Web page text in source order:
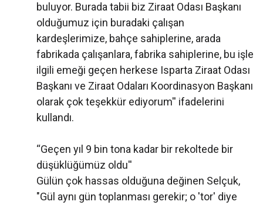
buluyor. Burada tabii biz Ziraat Odası Başkanı
olduğumuz için buradaki çalışan
kardeşlerimize, bahçe sahiplerine, arada
fabrikada çalışanlara, fabrika sahiplerine, bu işle
ilgili emeği geçen herkese Isparta Ziraat Odası
Başkanı ve Ziraat Odaları Koordinasyon Başkanı
olarak çok teşekkür ediyorum'' ifadelerini
kullandı.
‘‘Geçen yıl 9 bin tona kadar bir rekoltede bir
düşüklüğümüz oldu''
Gülün çok hassas olduğuna değinen Selçuk,
"Gül aynı gün toplanması gerekir; o 'tor' diye